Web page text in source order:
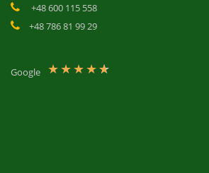
+48 600 115 558
+48 786 81 99 29
Google ★★★★★